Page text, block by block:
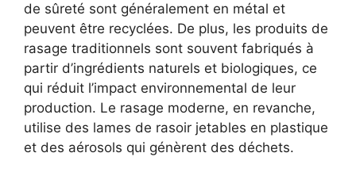
de sûreté sont généralement en métal et
peuvent être recyclées. De plus, les produits de
rasage traditionnels sont souvent fabriqués à
partir d’ingrédients naturels et biologiques, ce
qui réduit l’impact environnemental de leur
production. Le rasage moderne, en revanche,
utilise des lames de rasoir jetables en plastique
et des aérosols qui génèrent des déchets.